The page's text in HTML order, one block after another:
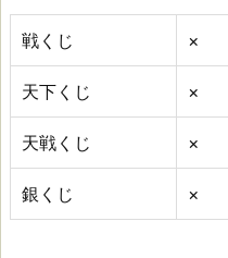
戦くじ ×
天下くじ ×
天戦くじ ×
銀くじ ×